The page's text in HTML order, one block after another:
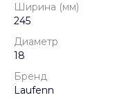
Ширина (мм)
245
Диаметр
18
Бренд
Laufenn